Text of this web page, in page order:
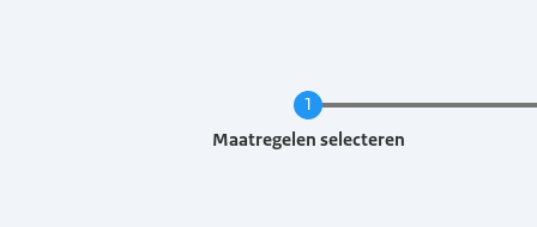
Huidige
Maatregelen selecteren